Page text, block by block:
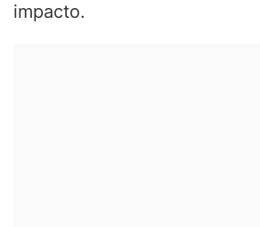
impacto.